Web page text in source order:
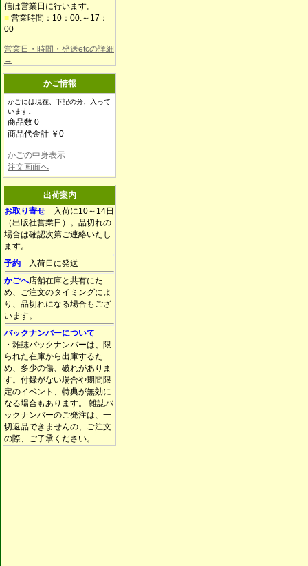
信は営業日に行います。
■ 営業時間：10：00.～17：
00
営業日・時間・発送etcの詳細
→
かご情報
かごには現在、下記の分、入って
います。
商品数 0
商品代金計 ￥0
かごの中身表示
注文画面へ
出荷案内
お取り寄せ 入荷に10～14日
（出版社営業日）。品切れの
場合は確認次第ご連絡いたし
ます。
予約 入荷日に発送
かごへ店舗在庫と共有にた
め、ご注文のタイミングによ
り、品切れになる場合もござ
います。
バックナンバーについて
・雑誌バックナンバーは、限
られた在庫から出庫するた
め、多少の傷、破れがありま
す。付録がない場合や期間限
定のイベント、特典が無効に
なる場合もあります。 雑誌バ
ックナンバーのご発注は、一
切返品できませんの、ご注文
の際、ご了承ください。